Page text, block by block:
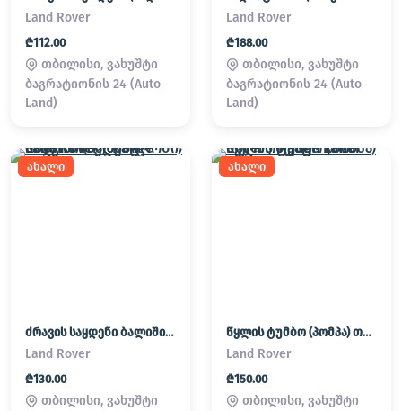
Land Rover
₾112.00
თბილისი, ვახუშტი
ბაგრატიონის 24 (Auto
Land)
Land Rover
₾188.00
თბილისი, ვახუშტი
ბაგრატიონის 24 (Auto
Land)
ახალი
ძრავის საყდენი ბალიში (პადმატორნი) Land Rover / Range Rover
Land Rover
₾130.00
თბილისი, ვახუშტი
ახალი
წყლის ტუმბო (პომპა) თერმოსტატი Land Rover / Range Rover
Land Rover
₾150.00
თბილისი, ვახუშტი